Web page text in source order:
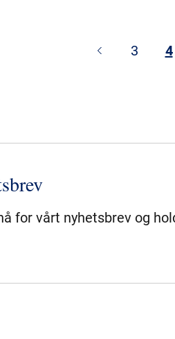
3 4
for vårt nyhetsbrev og